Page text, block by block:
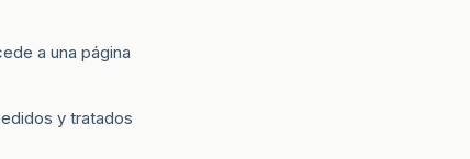
a una página
y tratados